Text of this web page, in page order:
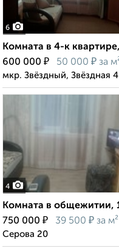
6
Комната в 4-к
600 000 ₽ 50 000 ₽ за
мкр. Звёздный, Звёздная 4
4
Комната в общежитии,
750 000 ₽ 39 500 ₽ за м²
Серова 20